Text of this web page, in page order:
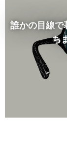
誰かの目線で
ち